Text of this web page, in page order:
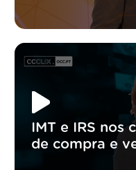
IMT e IRS nos
de compra e